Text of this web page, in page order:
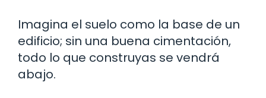
Imagina el suelo como la base de un
edificio; sin una buena cimentación,
todo lo que construyas se vendrá
abajo.